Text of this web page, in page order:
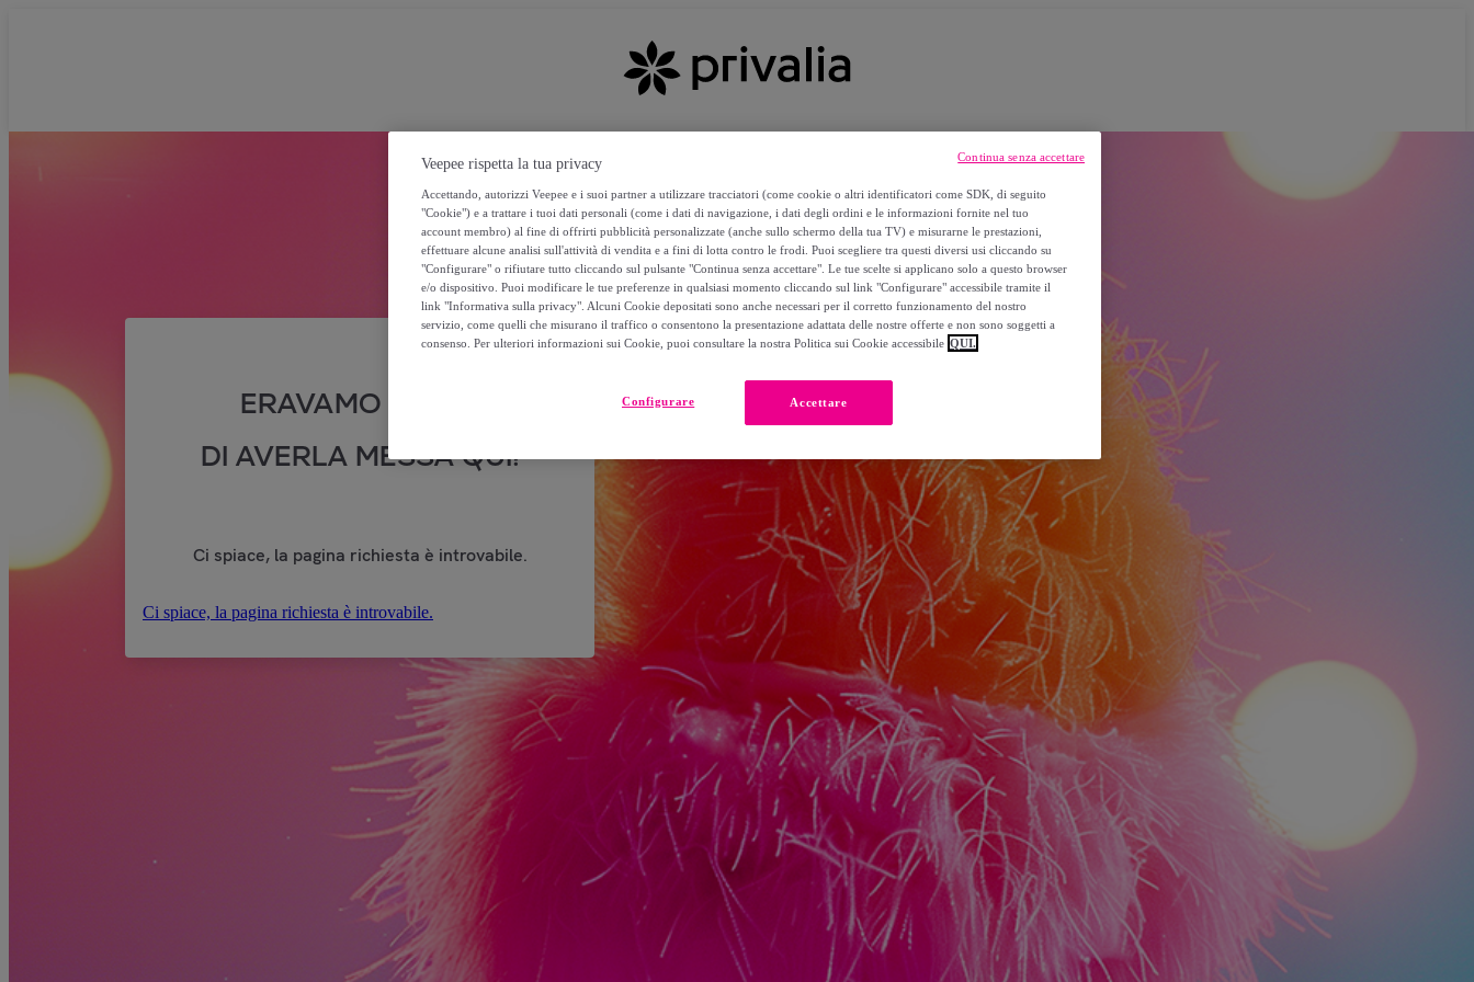
ERAVAMO SICURI
DI AVERLA MESSA QUI!
Ci spiace, la pagina richiesta è introvabile.
Ci spiace, la pagina richiesta è introvabile.
Veepee rispetta la tua privacy
Accettando, autorizzi Veepee e i suoi partner a utilizzare tracciatori (come cookie o altri identificatori come SDK, di seguito
"Cookie") e a trattare i tuoi dati personali (come i dati di navigazione, i dati degli ordini e le informazioni fornite nel tuo
account membro) al fine di offrirti pubblicità personalizzate (anche sullo schermo della tua TV) e misurarne le prestazioni,
effettuare alcune analisi sull'attività di vendita e a fini di lotta contro le frodi. Puoi scegliere tra questi diversi usi cliccando su
"Configurare" o rifiutare tutto cliccando sul pulsante "Continua senza accettare". Le tue scelte si applicano solo a questo browser
e/o dispositivo. Puoi modificare le tue preferenze in qualsiasi momento cliccando sul link "Configurare" accessibile tramite il
link "Informativa sulla privacy". Alcuni Cookie depositati sono anche necessari per il corretto funzionamento del nostro
servizio, come quelli che misurano il traffico o consentono la presentazione adattata delle nostre offerte e non sono soggetti a
consenso. Per ulteriori informazioni sui Cookie, puoi consultare la nostra Politica sui Cookie accessibile QUI.
Accettare
Configurare
Continua senza accettare